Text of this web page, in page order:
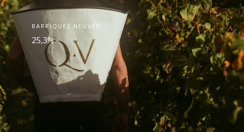
BARRIQUES NEUVES
25,3%